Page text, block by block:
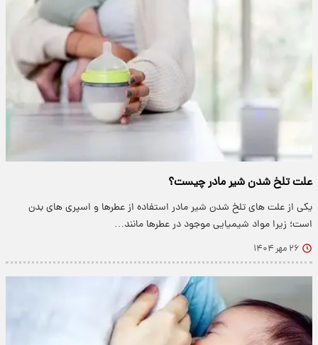
علت تلخ شدن شیر مادر چیست؟
یکی از علت های تلخ شدن شیر مادر استفاده از عطرها و اسپری‌ های بدن
است؛ زیرا مواد شیمیایی موجود در عطرها مانند…
۲۶ مهر ۱۴۰۴